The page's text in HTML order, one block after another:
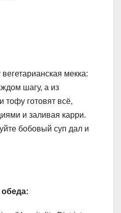
мекка:
шагу, а из
тофу готовят всё,
и заливая карри.
бобовый суп дал и